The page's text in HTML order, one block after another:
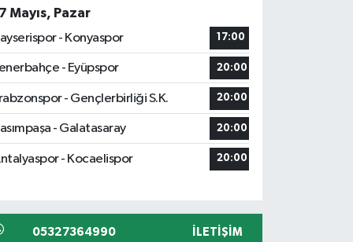
Mayıs, Pazar
- Konyaspor
17:00
- Eyüpspor 20:00
- Gençlerbirliği S.K. 20:00
- Galatasaray 20:00
- Kocaelispor 20:00
05327364990 İLETIŞIM